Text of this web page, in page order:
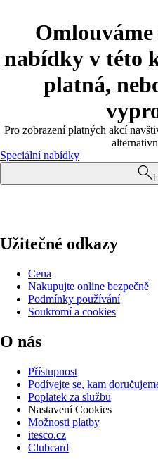
nabídky v této
platná,
Pro zobrazení platných akcí
Speciální nabídky
Užitečné odkazy
Cena
Nakupujte online bezpečně
Podmínky používání
Soukromí a cookies
O nás
Přístupnost
Podívejte se, kam
Poplatek za službu
Nastavení Cookies
Možnosti platby
itesco.cz
Clubcard